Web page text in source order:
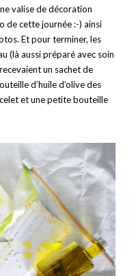
valise de décoration
de cette journée :-) ainsi
Et pour terminer, les
(là aussi préparé avec soin
un sachet de
d’huile d’olive des
et une petite bouteille